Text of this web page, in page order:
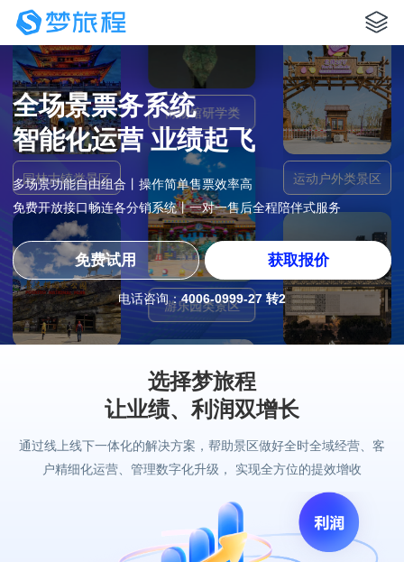
园林古镇类景区
自然风景类景区
博物馆研学类
游乐园类景区
运动户外类景区
剧场选座类
赛事场馆类
全场景票务系统
智能化运营 业绩起飞
多场景功能自由组合丨操作简单售票效率高
免费开放接口畅连各分销系统丨一对一售后全程陪伴式服务
免费试用 获取报价
电话咨询：4006-0999-27 转2
选择梦旅程
让业绩、利润双增长
通过线上线下一体化的解决方案，帮助景区做好全时全域经营、客
户精细化运营、管理数字化升级， 实现全方位的提效增收